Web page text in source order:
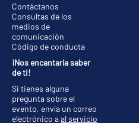
Contáctanos
Consultas de los
medios de
comunicación
Código de conducta
¡Nos encantaría saber
de ti!
Si tienes alguna
pregunta sobre el
evento, envía un correo
electrónico aal servicio